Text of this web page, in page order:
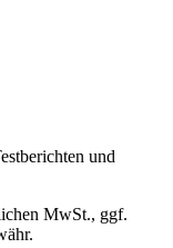
und
MwSt., ggf.